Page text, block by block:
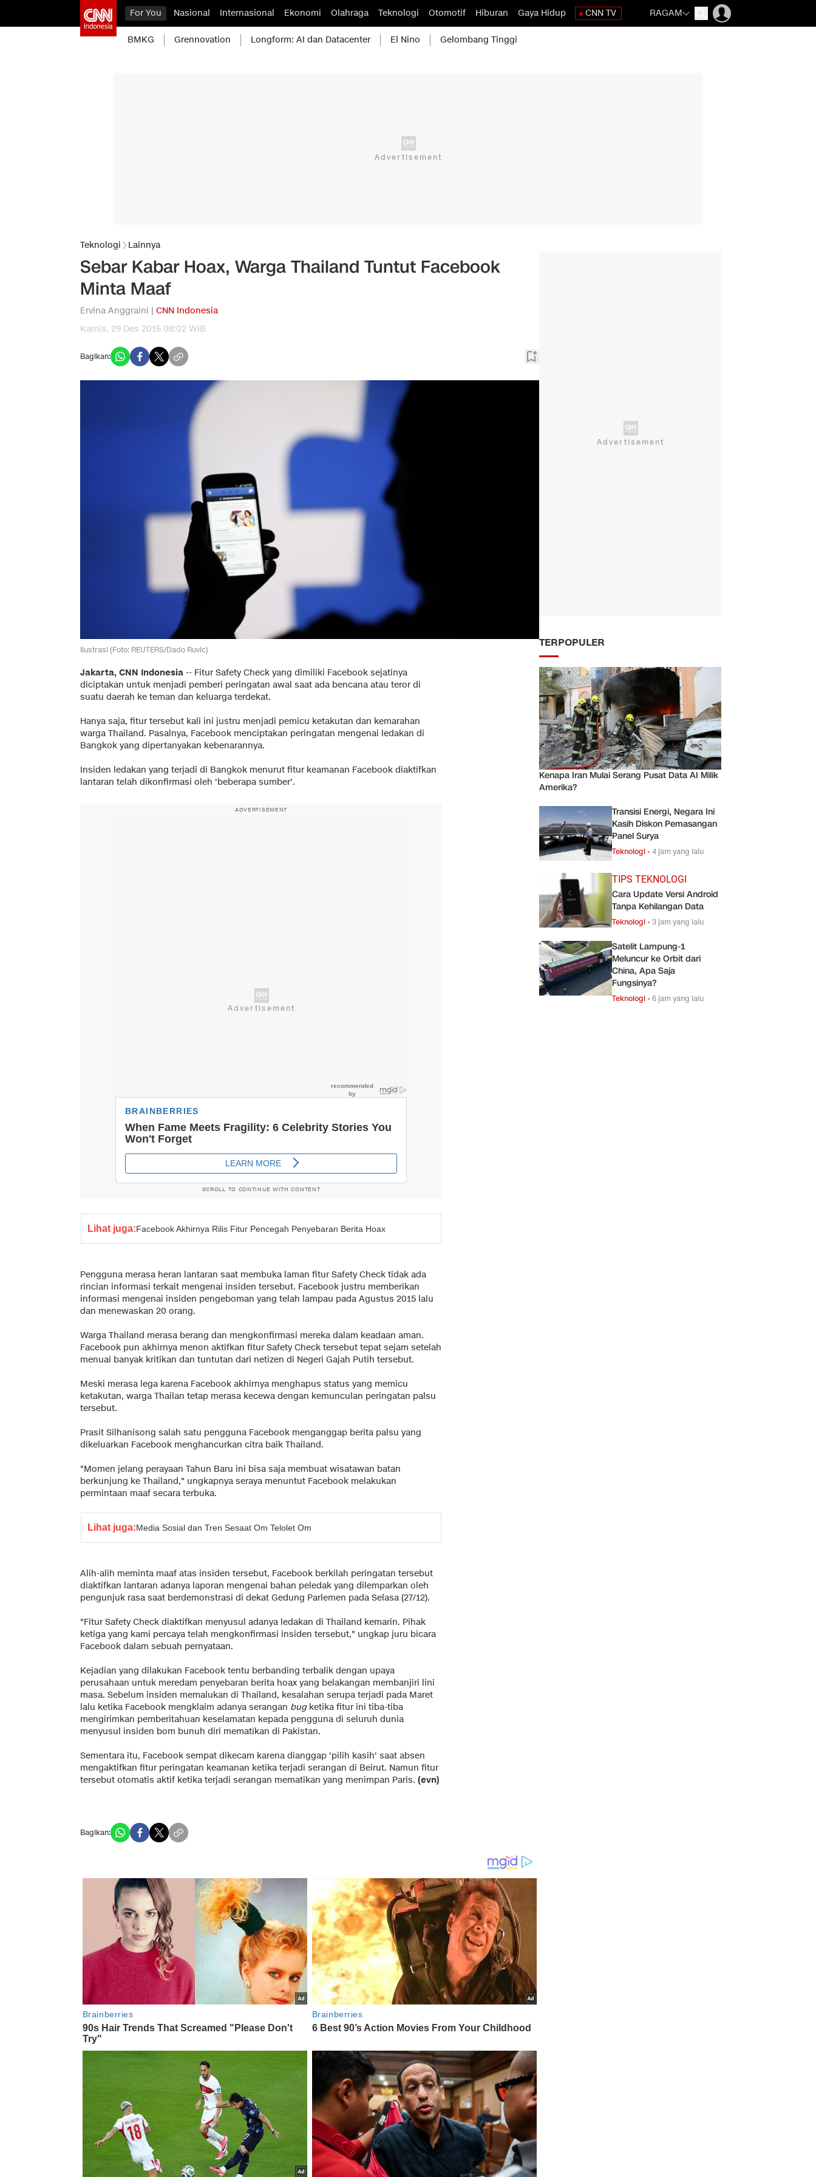
For You Nasional Internasional Ekonomi Olahraga Teknologi Otomotif Hiburan Gaya Hidup CNN TV RAGAM
BMKG Grennovation Longform: AI dan Datacenter El Nino Gelombang Tinggi
Teknologi Lainnya
Sebar Kabar Hoax, Warga Thailand Tuntut Facebook
Minta Maaf
Ervina Anggraini | CNN Indonesia
Kamis, 29 Des 2016 08:02 WIB
Bagikan:
Ilustrasi (Foto: REUTERS/Dado Ruvic)
Jakarta, CNN Indonesia -- Fitur Safety Check yang dimiliki Facebook sejatinya
diciptakan untuk menjadi pemberi peringatan awal saat ada bencana atau teror di
suatu daerah ke teman dan keluarga terdekat.
Hanya saja, fitur tersebut kali ini justru menjadi pemicu ketakutan dan kemarahan
warga Thailand. Pasalnya, Facebook menciptakan peringatan mengenai ledakan di
Bangkok yang dipertanyakan kebenarannya.
Insiden ledakan yang terjadi di Bangkok menurut fitur keamanan Facebook diaktifkan
lantaran telah dikonfirmasi oleh 'beberapa sumber'.
ADVERTISEMENT
SCROLL TO CONTINUE WITH CONTENT
Lihat juga:Facebook Akhirnya Rilis Fitur Pencegah Penyebaran Berita Hoax
Pengguna merasa heran lantaran saat membuka laman fitur Safety Check tidak ada
rincian informasi terkait mengenai insiden tersebut. Facebook justru memberikan
informasi mengenai insiden pengeboman yang telah lampau pada Agustus 2015 lalu
dan menewaskan 20 orang.
Warga Thailand merasa berang dan mengkonfirmasi mereka dalam keadaan aman.
Facebook pun akhirnya menon aktifkan fitur Safety Check tersebut tepat sejam setelah
menuai banyak kritikan dan tuntutan dari netizen di Negeri Gajah Putih tersebut.
Meski merasa lega karena Facebook akhirnya menghapus status yang memicu
ketakutan, warga Thailan tetap merasa kecewa dengan kemunculan peringatan palsu
tersebut.
Prasit Silhanisong salah satu pengguna Facebook menganggap berita palsu yang
dikeluarkan Facebook menghancurkan citra baik Thailand.
"Momen jelang perayaan Tahun Baru ini bisa saja membuat wisatawan batan
berkunjung ke Thailand," ungkapnya seraya menuntut Facebook melakukan
permintaan maaf secara terbuka.
Lihat juga:Media Sosial dan Tren Sesaat Om Telolet Om
Alih-alih meminta maaf atas insiden tersebut, Facebook berkilah peringatan tersebut
diaktifkan lantaran adanya laporan mengenai bahan peledak yang dilemparkan oleh
pengunjuk rasa saat berdemonstrasi di dekat Gedung Parlemen pada Selasa (27/12).
"Fitur Safety Check diaktifkan menyusul adanya ledakan di Thailand kemarin. Pihak
ketiga yang kami percaya telah mengkonfirmasi insiden tersebut," ungkap juru bicara
Facebook dalam sebuah pernyataan.
Kejadian yang dilakukan Facebook tentu berbanding terbalik dengan upaya
perusahaan untuk meredam penyebaran berita hoax yang belakangan membanjiri lini
masa. Sebelum insiden memalukan di Thailand, kesalahan serupa terjadi pada Maret
lalu ketika Facebook mengklaim adanya serangan bug ketika fitur ini tiba-tiba
mengirimkan pemberitahuan keselamatan kepada pengguna di seluruh dunia
menyusul insiden bom bunuh diri mematikan di Pakistan.
Sementara itu, Facebook sempat dikecam karena dianggap 'pilih kasih' saat absen
mengaktifkan fitur peringatan keamanan ketika terjadi serangan di Beirut. Namun fitur
tersebut otomatis aktif ketika terjadi serangan mematikan yang menimpan Paris. (evn)
Bagikan:
TERPOPULER
Kenapa Iran Mulai Serang Pusat Data AI Milik
Amerika?
Transisi Energi, Negara Ini
Kasih Diskon Pemasangan
Panel Surya
Teknologi •4 jam yang lalu
TIPS TEKNOLOGI
Cara Update Versi Android
Tanpa Kehilangan Data
Teknologi •3 jam yang lalu
Satelit Lampung-1
Meluncur ke Orbit dari
China, Apa Saja
Fungsinya?
Teknologi •6 jam yang lalu